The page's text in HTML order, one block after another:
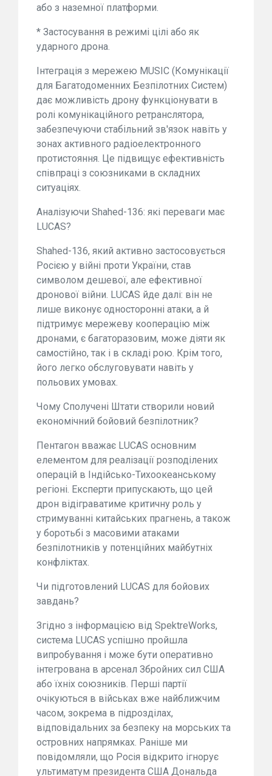
або з наземної платформи.
* Застосування в режимі цілі або як
ударного дрона.
Інтеграція з мережею MUSIC (Комунікації
для Багатодоменних Безпілотних Систем)
дає можливість дрону функціонувати в
ролі комунікаційного ретранслятора,
забезпечуючи стабільний зв'язок навіть у
зонах активного радіоелектронного
протистояння. Це підвищує ефективність
співпраці з союзниками в складних
ситуаціях.
Аналізуючи Shahed-136: які переваги має
LUCAS?
Shahed-136, який активно застосовується
Росією у війні проти України, став
символом дешевої, але ефективної
дронової війни. LUCAS йде далі: він не
лише виконує односторонні атаки, а й
підтримує мережеву кооперацію між
дронами, є багаторазовим, може діяти як
самостійно, так і в складі рою. Крім того,
його легко обслуговувати навіть у
польових умовах.
Чому Сполучені Штати створили новий
економічний бойовий безпілотник?
Пентагон вважає LUCAS основним
елементом для реалізації розподілених
операцій в Індійсько-Тихоокеанському
регіоні. Експерти припускають, що цей
дрон відіграватиме критичну роль у
стримуванні китайських прагнень, а також
у боротьбі з масовими атаками
безпілотників у потенційних майбутніх
конфліктах.
Чи підготовлений LUCAS для бойових
завдань?
Згідно з інформацією від SpektreWorks,
система LUCAS успішно пройшла
випробування і може бути оперативно
інтегрована в арсенал Збройних сил США
або їхніх союзників. Перші партії
очікуються в військах вже найближчим
часом, зокрема в підрозділах,
відповідальних за безпеку на морських та
островних напрямках. Раніше ми
повідомляли, що Росія відкрито ігнорує
ультиматум президента США Дональда